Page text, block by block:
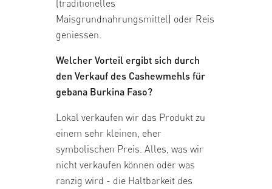
(traditionelles
Maisgrundnahrungsmittel) oder Reis
geniessen.
Welcher Vorteil ergibt sich durch
den Verkauf des Cashewmehls für
gebana Burkina Faso?
Lokal verkaufen wir das Produkt zu
einem sehr kleinen, eher
symbolischen Preis. Alles, was wir
nicht verkaufen können oder was
ranzig wird - die Haltbarkeit des